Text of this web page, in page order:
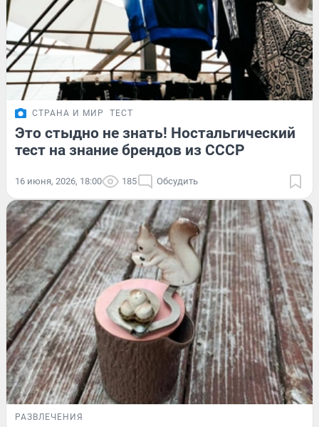
СТРАНА И МИР ТЕСТ
Это стыдно не знать! Ностальгический
тест на знание брендов из СССР
16 июня, 2026, 18:00 185 Обсудить
РАЗВЛЕЧЕНИЯ